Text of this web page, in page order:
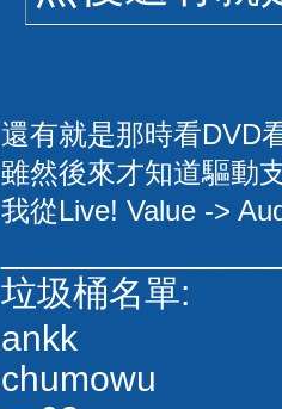
還有就是那時看DVD
雖然後來才知道驅動
我從Live! Value ->
垃圾桶名單:
ankk
chumowu